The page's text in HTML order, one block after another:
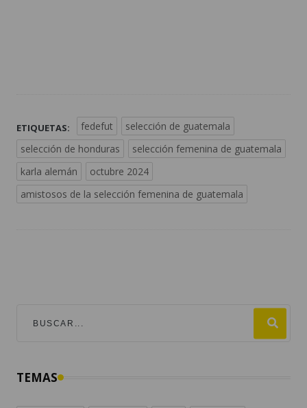
ETIQUETAS: fedefut
selección de guatemala
selección de honduras
selección femenina de guatemala
karla alemán
octubre 2024
amistosos de la selección femenina de guatemala
TEMAS